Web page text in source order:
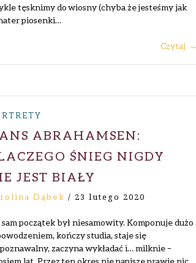
tęsknimy do wiosny (chyba że jesteśmy jak
piosenki…
Czytaj →
ABRAHAMSEN:
ŚNIEG NIGDY
JEST BIAŁY
Dąbek / 23 lutego 2020
sam początek był niesamowity. Komponuje dużo
kończy studia, staje się
zaczyna wykładać i… milknie –
lat. Przez ten okres nie napisze prawie nic.